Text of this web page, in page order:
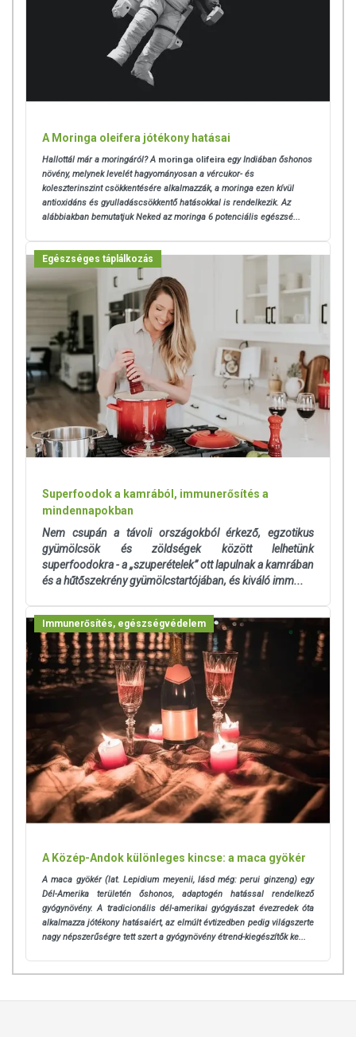
A Moringa oleifera jótékony hatásai
Hallottál már a moringáról? A moringa olifeira egy Indiában őshonos
növény, melynek levelét hagyományosan a vércukor- és
koleszterinszint csökkentésére alkalmazzák, a moringa ezen kívül
antioxidáns és gyulladáscsökkentő hatásokkal is rendelkezik. Az
alábbiakban bemutatjuk Neked az moringa 6 potenciális egészsé...
Egészséges táplálkozás
Superfoodok a kamrából, immunerősítés a
mindennapokban
Nem csupán a távoli országokból érkező, egzotikus
gyümölcsök és zöldségek között lelhetünk
superfoodokra - a „szuperételek” ott lapulnak a kamrában
és a hűtőszekrény gyümölcstartójában, és kiváló imm...
Immunerősítés, egészségvédelem
A Közép-Andok különleges kincse: a maca gyökér
A maca gyökér (lat. Lepidium meyenii, lásd még: perui ginzeng) egy
Dél-Amerika területén őshonos, adaptogén hatással rendelkező
gyógynövény. A tradicionális dél-amerikai gyógyászat évezredek óta
alkalmazza jótékony hatásaiért, az elmúlt évtizedben pedig világszerte
nagy népszerűségre tett szert a gyógynövény étrend-kiegészítők ke...